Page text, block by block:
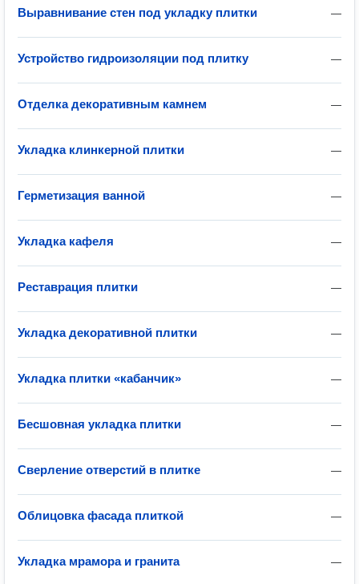
—
Выравнивание стен под укладку плитки
—
Устройство гидроизоляции под плитку
—
Отделка декоративным камнем
—
Укладка клинкерной плитки
—
Герметизация ванной
—
Укладка кафеля
—
Реставрация плитки
—
Укладка декоративной плитки
—
Укладка плитки «кабанчик»
—
Бесшовная укладка плитки
—
Сверление отверстий в плитке
—
Облицовка фасада плиткой
—
Укладка мрамора и гранита